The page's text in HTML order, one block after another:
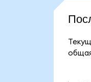
общая